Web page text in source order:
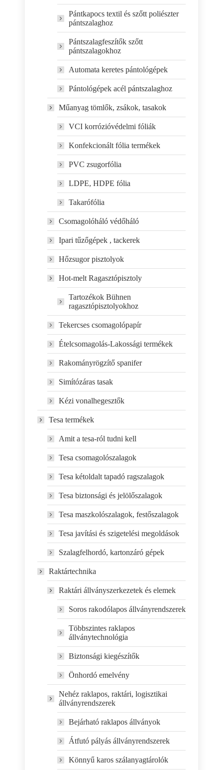
Pántkapocs textil és szőtt poliészter
pántszalaghoz
Pántszalagfeszítők szőtt
pántszalagokhoz
Automata keretes pántológépek
Pántológépek acél pántszalaghoz
Műanyag tömlők, zsákok, tasakok
VCI korrózióvédelmi fóliák
Konfekcionált fólia termékek
PVC zsugorfólia
LDPE, HDPE fólia
Takarófólia
Csomagolóháló védőháló
Ipari tűzőgépek , tackerek
Hőzsugor pisztolyok
Hot-melt Ragasztópisztoly
Tartozékok Bühnen
ragasztópisztolyokhoz
Tekercses csomagolópapír
Ételcsomagolás-Lakossági termékek
Rakományrögzítő spanifer
Simítózáras tasak
Kézi vonalhegesztők
Tesa termékek
Amit a tesa-ról tudni kell
Tesa csomagolószalagok
Tesa kétoldalt tapadó ragszalagok
Tesa biztonsági és jelölőszalagok
Tesa maszkolószalagok, festőszalagok
Tesa javítási és szigetelési megoldások
Szalagfelhordó, kartonzáró gépek
Raktártechnika
Raktári állványszerkezetek és elemek
Soros rakodólapos állványrendszerek
Többszintes raklapos
állványtechnológia
Biztonsági kiegészítők
Önhordó emelvény
Nehéz raklapos, raktári, logisztikai
állványrendszerek
Bejárható raklapos állványok
Átfutó pályás állványrendszerek
Könnyű karos szálanyagtárolók